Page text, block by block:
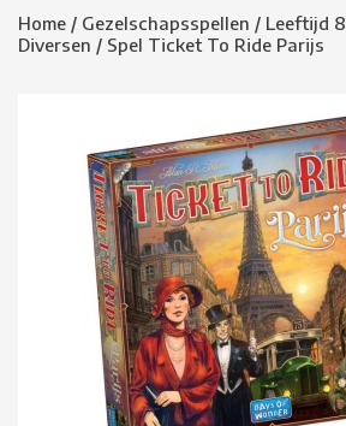
Home / Gezelschapsspellen / Leeftijd
Diversen / Spel Ticket To Ride Parijs